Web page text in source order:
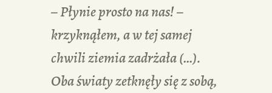
– Płynie prosto na nas! –
krzyknąłem, a w tej samej
chwili ziemia zadrżała (…).
Oba światy zetknęły się z sobą,